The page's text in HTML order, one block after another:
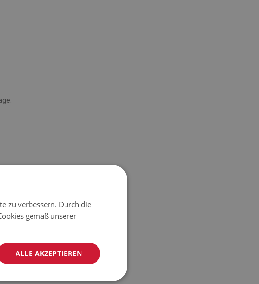
zu verbessern. Durch die
gemäß unserer
ALLE AKZEPTIEREN